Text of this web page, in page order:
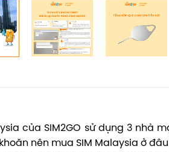
của SIM2GO sử dụng 3 nhà
nên mua SIM Malaysia ở